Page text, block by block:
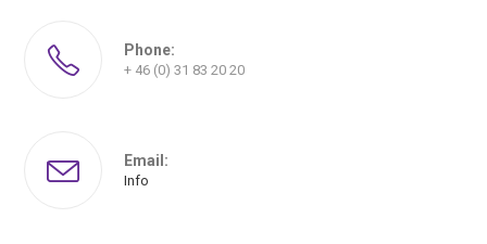
Phone:
+ 46 (0) 31 83 20 20
Email:
Info